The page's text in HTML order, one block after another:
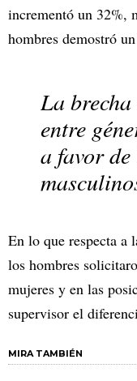
incrementó un 32%,
hombres demostró
La
entre
a favor
En lo que respecta a
los hombres
mujeres y en las
supervisor el
MIRA TAMBIÉN